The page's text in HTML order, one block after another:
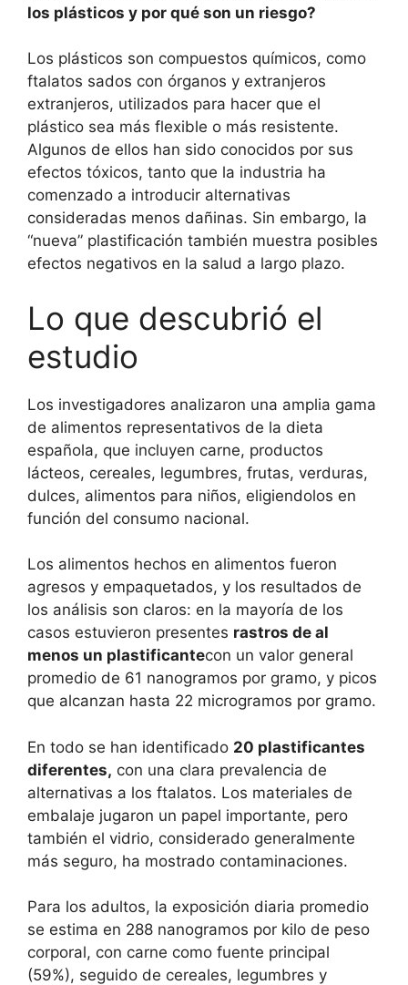
los plásticos y por qué son un riesgo?
Los plásticos son compuestos químicos, como
ftalatos sados ​​con órganos y extranjeros
extranjeros, utilizados para hacer que el
plástico sea más flexible o más resistente.
Algunos de ellos han sido conocidos por sus
efectos tóxicos, tanto que la industria ha
comenzado a introducir alternativas
consideradas menos dañinas. Sin embargo, la
“nueva” plastificación también muestra posibles
efectos negativos en la salud a largo plazo.
Lo que descubrió el
estudio
Los investigadores analizaron una amplia gama
de alimentos representativos de la dieta
española, que incluyen carne, productos
lácteos, cereales, legumbres, frutas, verduras,
dulces, alimentos para niños, eligiendolos en
función del consumo nacional.
Los alimentos hechos en alimentos fueron
agresos y empaquetados, y los resultados de
los análisis son claros: en la mayoría de los
casos estuvieron presentes rastros de al
menos un plastificantecon un valor general
promedio de 61 nanogramos por gramo, y picos
que alcanzan hasta 22 microgramos por gramo.
En todo se han identificado 20 plastificantes
diferentes, con una clara prevalencia de
alternativas a los ftalatos. Los materiales de
embalaje jugaron un papel importante, pero
también el vidrio, considerado generalmente
más seguro, ha mostrado contaminaciones.
Para los adultos, la exposición diaria promedio
se estima en 288 nanogramos por kilo de peso
corporal, con carne como fuente principal
(59%), seguido de cereales, legumbres y